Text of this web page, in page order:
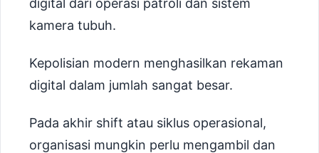
digital dari operasi patroli dan sistem
kamera tubuh.
Kepolisian modern menghasilkan rekaman
digital dalam jumlah sangat besar.
Pada akhir shift atau siklus operasional,
organisasi mungkin perlu mengambil dan